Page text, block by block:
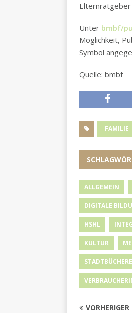
Elternratgeber
Unter bmbf/
Möglichkeit,
Symbol
Quelle: bmbf
FAMILIE
ALLGEMEIN
DIGITALE
HSHL
KULTUR
VORHERIGER